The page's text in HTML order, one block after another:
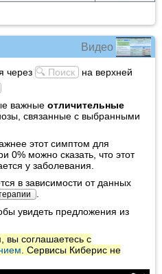
Видео
через 🔍 Поиск
на верхней
важныеотличительные
связанные с выбранными
этот симптом для
0% можно сказать, что этот
у заболевания.
в зависимости от данных
.
увидеть предложения из
вы соглашаетесь с
. Сервисы Киберис не